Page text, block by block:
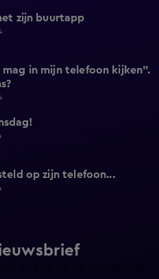
zijn buurtapp
in mijn telefoon kijken".
op zijn telefoon...
en blijf op de hoogte van